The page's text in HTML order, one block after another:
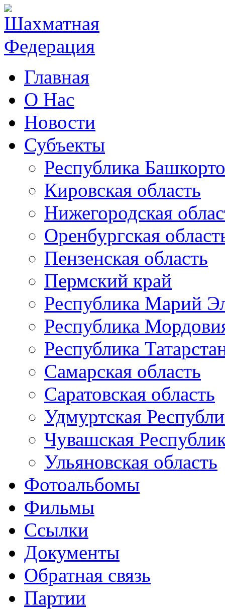
Главная
О Нас
Новости
Субъекты
Республика
Кировская область
Нижегородская
Оренбургская
Пензенская область
Пермский край
Республика Марий
Республика
Республика
Самарская область
Саратовская область
Удмуртская
Чувашская
Ульяновская область
Фотоальбомы
Фильмы
Ссылки
Документы
Обратная связь
Партии